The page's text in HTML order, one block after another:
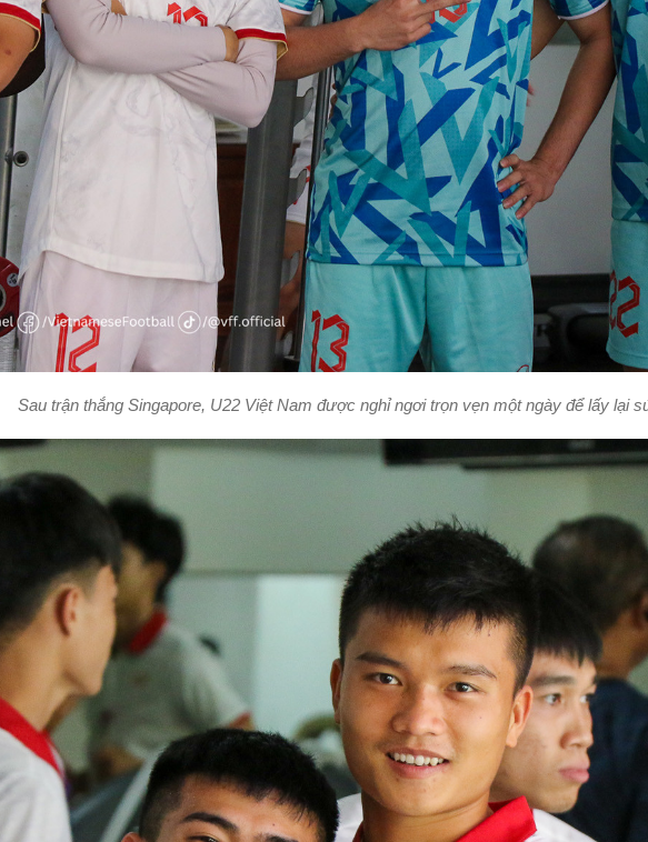
Sau trận thắng Singapore, U22 Việt Nam được nghỉ ngơi trọn vẹn một ngày để lấy lại